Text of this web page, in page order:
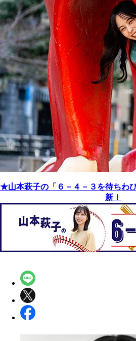
★山本萩子の「６－４－３を待ちわ
新！